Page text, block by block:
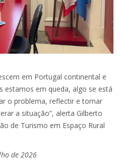
em Portugal continental e
estamos em queda, algo se está
o problema, reflectir e tomar
a situação”, alerta Gilberto
de Turismo em Espaço Rural
de 2026